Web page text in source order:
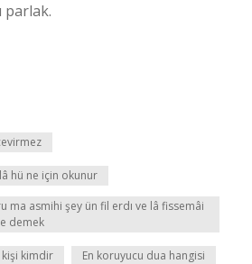
parlak.
hü ne için okunur
ma asmihi şey ün fil erdı ve lâ fissemâi
demek
kişi kimdir En koruyucu dua hangisi